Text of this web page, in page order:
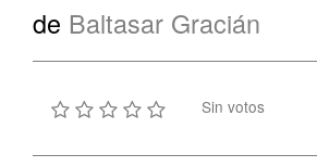
de Baltasar Gracián
Sin votos